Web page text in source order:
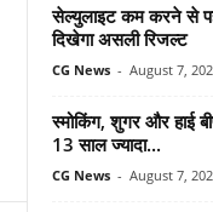
सेल्युलाइट कम करने से
दिखेगा असली रिजल्ट
CG News - August 7,
स्मोकिंग, शुगर और हाई
13 साल ज्यादा...
CG News - August 7,